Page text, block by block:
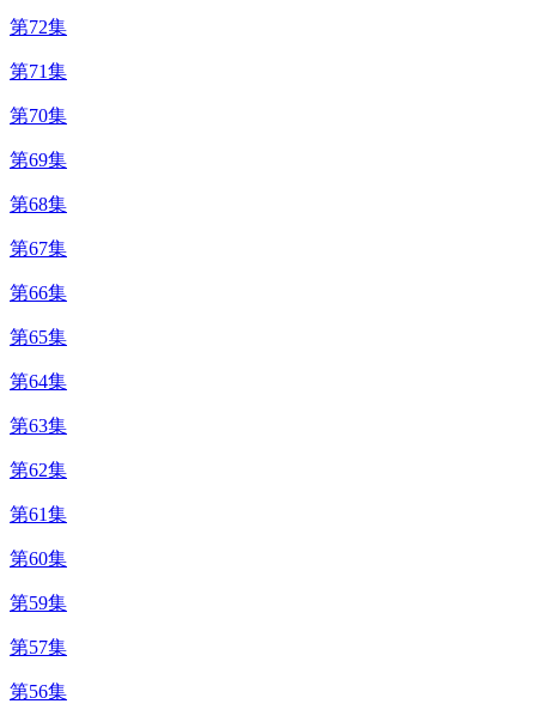
第72集
第71集
第70集
第69集
第68集
第67集
第66集
第65集
第64集
第63集
第62集
第61集
第60集
第59集
第57集
第56集